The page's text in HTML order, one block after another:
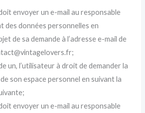
envoyer un e-mail au responsable
des données personnelles en
de sa demande à l’adresse e-mail de
un, l’utilisateur à droit de demander la
son espace personnel en suivant la
envoyer un e-mail au responsable